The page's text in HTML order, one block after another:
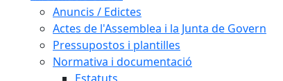
Anuncis / Edictes
Actes de l'Assemblea i la Junta de Govern
Pressupostos i plantilles
Normativa i documentació